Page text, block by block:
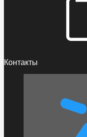
Контакты